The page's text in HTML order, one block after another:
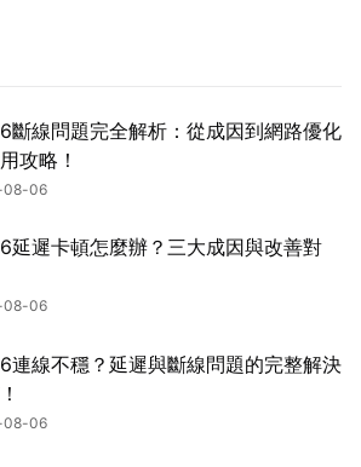
斷線問題完全解析：從成因到網路優化
攻略！
08-06
延遲卡頓怎麼辦？三大成因與改善對
08-06
連線不穩？延遲與斷線問題的完整解決
08-06